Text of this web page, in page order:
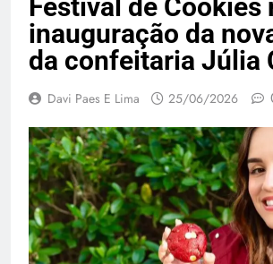
Festival de Cookies
inauguração da
da confeitaria Júlia
Davi Paes E Lima 25/06/2026